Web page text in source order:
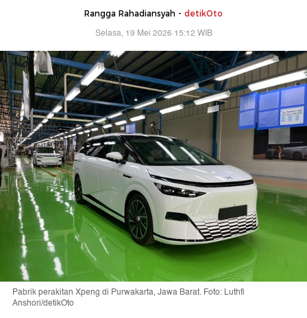
Rangga Rahadiansyah - detikOto
Selasa, 19 Mei 2026 15:12 WIB
Pabrik perakitan Xpeng di Purwakarta, Jawa Barat. Foto: Luthfi
Anshori/detikOto